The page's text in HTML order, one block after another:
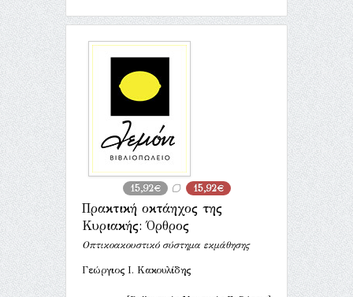
15,92€ 15,92€
Πρακτική οκτάηχος της
Κυριακής: Όρθρος
Οπτικοακουστικό σύστημα εκμάθησης
Γεώργιος Ι. Κακουλίδης